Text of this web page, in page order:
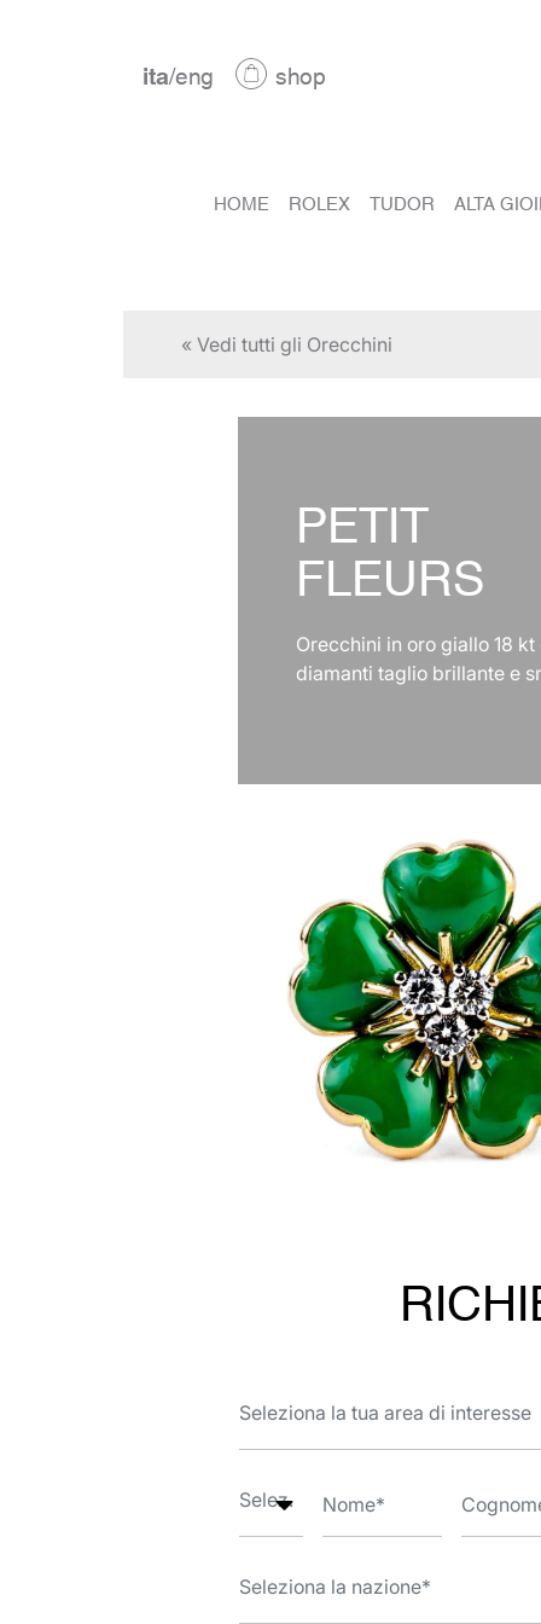
ita/eng shop
HOME ROLEX TUDOR ALTA
« Vedi tutti gli Orecchini
PETIT
FLEURS
Orecchini in oro giallo 18 kt
diamanti taglio brillante e